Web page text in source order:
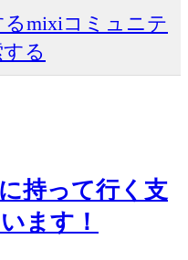
るmixiコミュニテ
る
持って行く支
ます！